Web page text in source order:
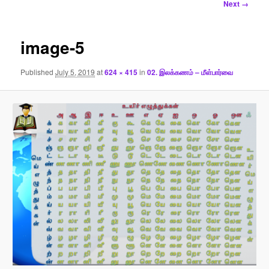
Next →
image-5
PublishedJuly 5, 2019 at624 × 415in02. இலக்கணம் – மீள்பார்வை